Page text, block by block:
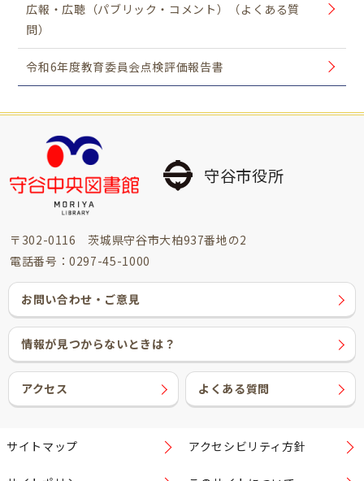
広報・広聴（パブリック・コメント）（よくある質
問）
令和6年度教育委員会点検評価報告書
守谷市役所
〒302-0116 茨城県守谷市大柏937番地の2
電話番号：0297-45-1000
お問い合わせ・ご意見
情報が見つからないときは？
アクセス よくある質問
サイトマップ アクセシビリティ方針